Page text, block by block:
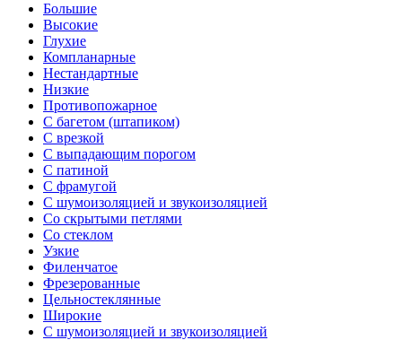
Большие
Высокие
Глухие
Компланарные
Нестандартные
Низкие
Противопожарное
С багетом (штапиком)
С врезкой
С выпадающим порогом
С патиной
С фрамугой
С шумоизоляцией и звукоизоляцией
Со скрытыми петлями
Со стеклом
Узкие
Филенчатое
Фрезерованные
Цельностеклянные
Широкие
С шумоизоляцией и звукоизоляцией